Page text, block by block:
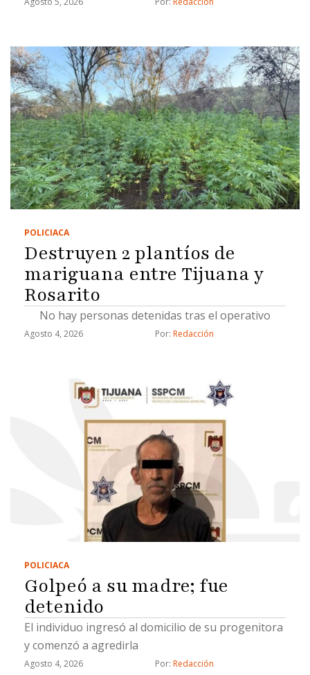
POLICIACA
Destruyen 2 plantíos de
mariguana entre Tijuana y
Rosarito
No hay personas detenidas tras el operativo
Agosto 4, 2026 Por: Redacción
POLICIACA
Golpeó a su madre; fue
detenido
El individuo ingresó al domicilio de su progenitora
y comenzó a agredirla
Agosto 4, 2026 Por: Redacción